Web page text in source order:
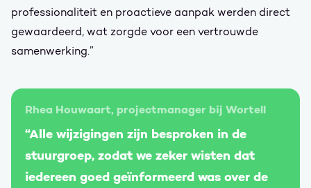
professionaliteit en proactieve aanpak werden direct
gewaardeerd, wat zorgde voor een vertrouwde
samenwerking.”
Rhea Houwaart, projectmanager bij Wortell
“Alle wijzigingen zijn besproken in de
stuurgroep, zodat we zeker wisten dat
iedereen goed geïnformeerd was over de